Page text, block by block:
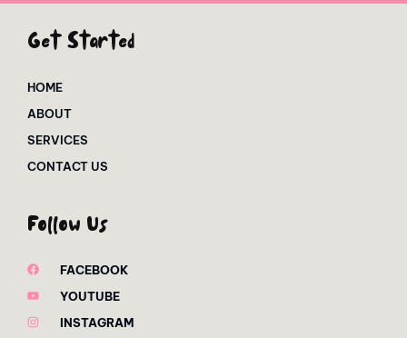
Get Started
HOME
ABOUT
SERVICES
CONTACT US
Follow Us
FACEBOOK
YOUTUBE
INSTAGRAM